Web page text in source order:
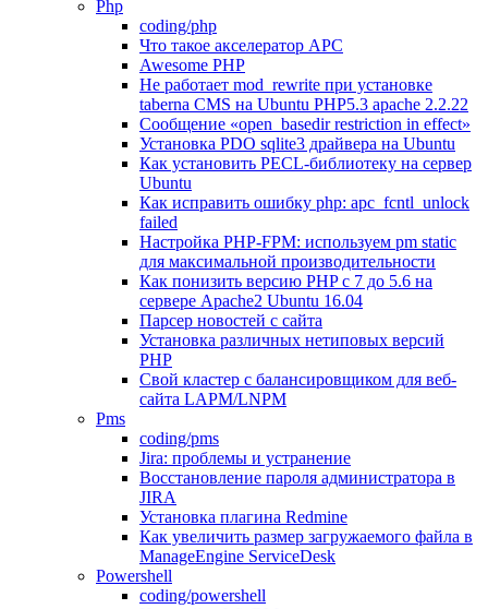
Php
coding/php
Что такое акселератор APC
Awesome PHP
Не работает mod_rewrite при установке
taberna CMS на Ubuntu PHP5.3 apache 2.2.22
Сообщение «open_basedir restriction in effect»
Установка PDO sqlite3 драйвера на Ubuntu
Как установить PECL-библиотеку на сервер
Ubuntu
Как исправить ошибку php: apc_fcntl_unlock
failed
Настройка PHP-FPM: используем pm static
для максимальной производительности
Как понизить версию PHP c 7 до 5.6 на
сервере Apache2 Ubuntu 16.04
Парсер новостей с сайта
Установка различных нетиповых версий
PHP
Свой кластер с балансировщиком для веб-
сайта LAPM/LNPM
Pms
coding/pms
Jira: проблемы и устранение
Восстановление пароля администратора в
JIRA
Установка плагина Redmine
Как увеличить размер загружаемого файла в
ManageEngine ServiceDesk
Powershell
coding/powershell